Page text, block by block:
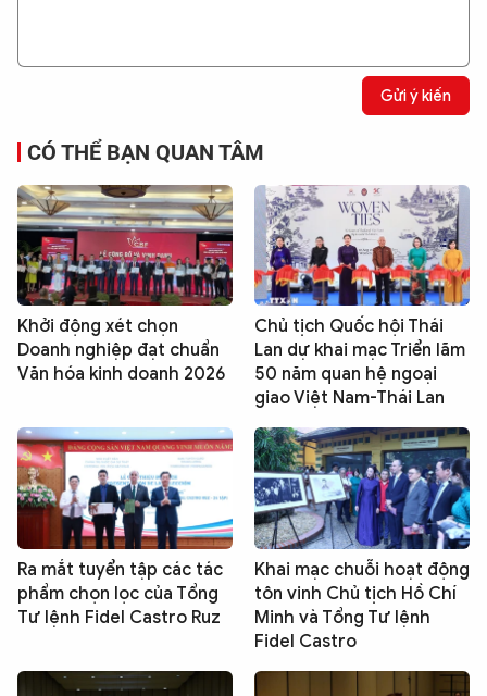
Gửi ý kiến
CÓ THỂ BẠN QUAN TÂM
Khởi động xét chọn
Doanh nghiệp đạt chuẩn
Văn hóa kinh doanh 2026
Chủ tịch Quốc hội Thái
Lan dự khai mạc Triển lãm
50 năm quan hệ ngoại
giao Việt Nam-Thái Lan
Ra mắt tuyển tập các tác
phẩm chọn lọc của Tổng
Tư lệnh Fidel Castro Ruz
Khai mạc chuỗi hoạt động
tôn vinh Chủ tịch Hồ Chí
Minh và Tổng Tư lệnh
Fidel Castro